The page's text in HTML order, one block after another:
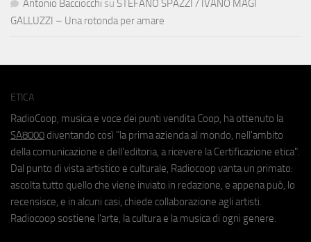
Antonio Bacciocchi su STEFANO SPAZZI / IVANO MAGI
GALLUZZI – Una rotonda per amare
ETICA
RadioCoop, musica e voce dei punti vendita Coop, ha ottenuto la
SA8000 diventando così "la prima azienda al mondo, nell'ambito
della comunicazione e dell'editoria, a ricevere la Certificazione etica".
Dal punto di vista artistico e culturale, Radiocoop vanta un primato:
ascolta tutto quello che viene inviato in redazione, e appena può, lo
recensisce, e in alcuni casi, chiede collaborazione agli artisti.
Radiocoop sostiene l'arte, la cultura e la musica di ogni genere.